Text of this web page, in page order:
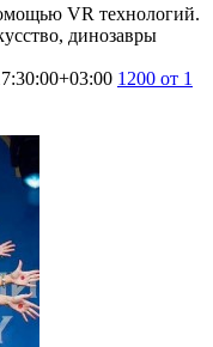
VR технологий.
динозавры
1200 от 1